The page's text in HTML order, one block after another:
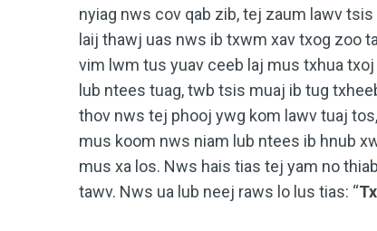
nyiag nws cov qab zib, tej zaum lawv
laij thawj uas nws ib txwm xav txog zoo
vim lwm tus yuav ceeb laj mus txhua
lub ntees tuag, twb tsis muaj ib tug
thov nws tej phooj ywg kom lawv tuaj
mus koom nws niam lub ntees ib hnub
mus xa los. Nws hais tias tej yam no
tawv. Nws ua lub neej raws lo lus tias: “